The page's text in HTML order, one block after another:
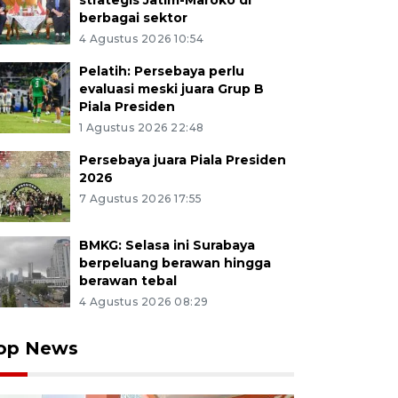
berbagai sektor
4 Agustus 2026 10:54
Pelatih: Persebaya perlu
evaluasi meski juara Grup B
Piala Presiden
1 Agustus 2026 22:48
Persebaya juara Piala Presiden
2026
7 Agustus 2026 17:55
BMKG: Selasa ini Surabaya
berpeluang berawan hingga
berawan tebal
4 Agustus 2026 08:29
News